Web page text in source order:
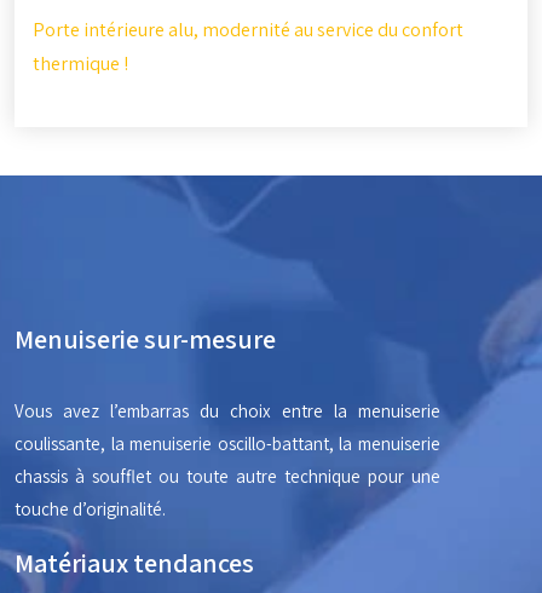
Porte intérieure alu, modernité au service du confort
thermique !
Menuiserie sur-mesure
Vous avez l’embarras du choix entre la menuiserie
coulissante, la menuiserie oscillo-battant, la menuiserie
chassis à soufflet ou toute autre technique pour une
touche d’originalité.
Matériaux tendances